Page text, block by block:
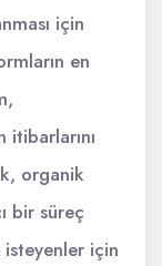
için
en
itibarlarını
organik
bir süreç
isteyenler için